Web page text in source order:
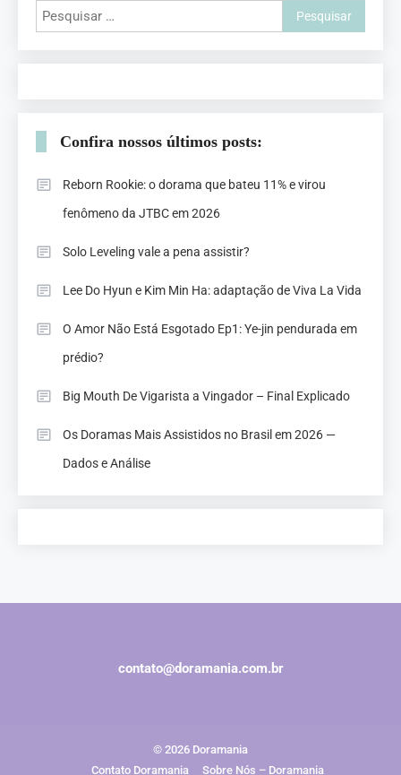
Confira nossos últimos posts:
Reborn Rookie: o dorama que bateu 11% e virou
fenômeno da JTBC em 2026
Solo Leveling vale a pena assistir?
Lee Do Hyun e Kim Min Ha: adaptação de Viva La Vida
O Amor Não Está Esgotado Ep1: Ye-jin pendurada em
prédio?
Big Mouth De Vigarista a Vingador – Final Explicado
Os Doramas Mais Assistidos no Brasil em 2026 —
Dados e Análise
contato@doramania.com.br
© 2026 Doramania
Contato Doramania
Sobre Nós – Doramania